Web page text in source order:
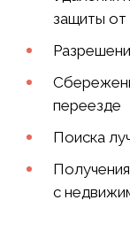
защиты от
переезде
Поиска
с